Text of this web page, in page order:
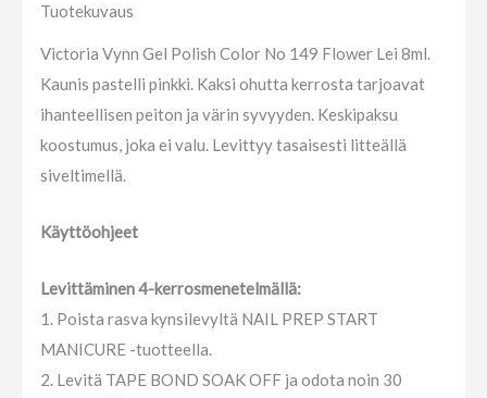
Tuotekuvaus
Victoria Vynn Gel Polish Color No 149 Flower Lei 8ml.
Kaunis pastelli pinkki. Kaksi ohutta kerrosta tarjoavat
ihanteellisen peiton ja värin syvyyden. Keskipaksu
koostumus, joka ei valu. Levittyy tasaisesti litteällä
siveltimellä.
Käyttöohjeet
Levittäminen 4-kerrosmenetelmällä:
1. Poista rasva kynsilevyltä NAIL PREP START
MANICURE -tuotteella.
2. Levitä TAPE BOND SOAK OFF ja odota noin 30